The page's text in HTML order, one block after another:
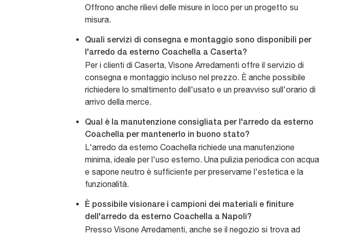
Offrono anche rilievi delle misure in loco per un progetto su
misura.
Quali servizi di consegna e montaggio sono disponibili per
l'arredo da esterno Coachella a Caserta?
Per i clienti di Caserta, Visone Arredamenti offre il servizio di
consegna e montaggio incluso nel prezzo. È anche possibile
richiedere lo smaltimento dell'usato e un preavviso sull'orario di
arrivo della merce.
Qual è la manutenzione consigliata per l'arredo da esterno
Coachella per mantenerlo in buono stato?
L'arredo da esterno Coachella richiede una manutenzione
minima, ideale per l'uso esterno. Una pulizia periodica con acqua
e sapone neutro è sufficiente per preservarne l'estetica e la
funzionalità.
È possibile visionare i campioni dei materiali e finiture
dell'arredo da esterno Coachella a Napoli?
Presso Visone Arredamenti, anche se il negozio si trova ad